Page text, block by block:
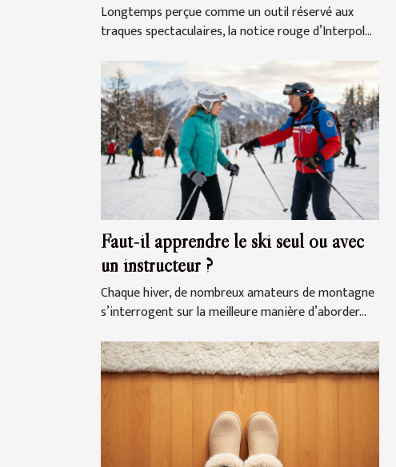
Longtemps perçue comme un outil réservé aux
traques spectaculaires, la notice rouge d’Interpol...
Faut-il apprendre le ski seul ou avec
un instructeur ?
Chaque hiver, de nombreux amateurs de montagne
s’interrogent sur la meilleure manière d’aborder...